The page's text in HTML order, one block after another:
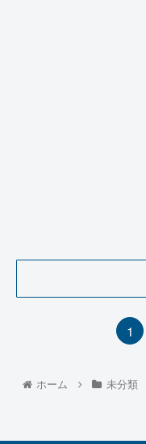
1
ホーム 未分類